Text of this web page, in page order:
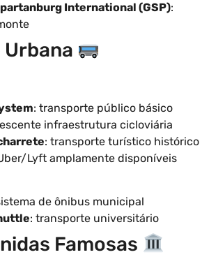
International (GSP):
Urbana
: transporte público básico
infraestrutura cicloviária
: transporte turístico histórico
Lyft amplamente disponíveis
de ônibus municipal
: transporte universitário
Famosas